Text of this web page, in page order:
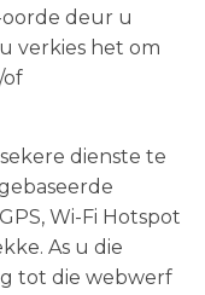
oorde deur u
verkies het om
of
dienste te
Wi-Fi Hotspot
As u die
tot die webwerf